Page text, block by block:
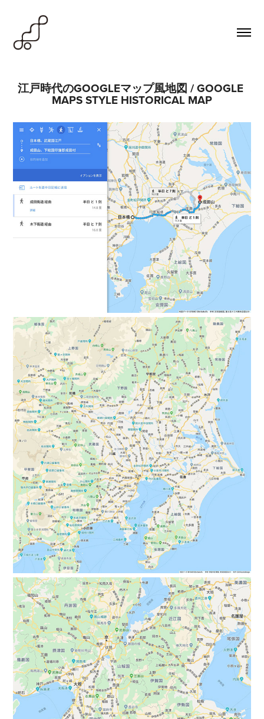
江戸時代のGOOGLEマップ風地図 / GOOGLE
MAPS STYLE HISTORICAL MAP